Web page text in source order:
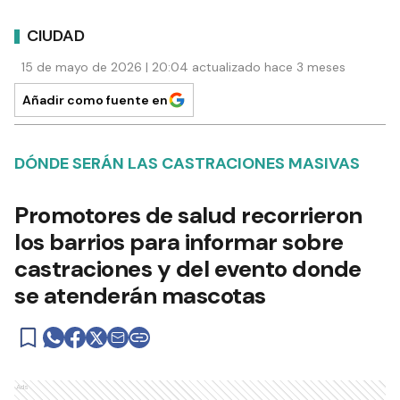
CIUDAD
15 de mayo de 2026 | 20:04 actualizado hace 3 meses
Añadir como fuente en
DÓNDE SERÁN LAS CASTRACIONES MASIVAS
Promotores de salud recorrieron
los barrios para informar sobre
castraciones y del evento donde
se atenderán mascotas
Ads